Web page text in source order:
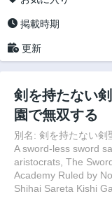
掲載時期
更新
剣を持たない
園で無双する
別名: 剣を持たない剣
A sword-less sword
aristocrats, The
Academy Ruled by
Shihai Sareta Kishi